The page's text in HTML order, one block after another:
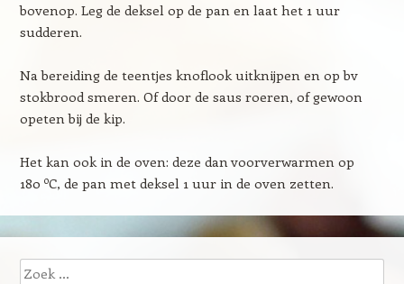
bovenop. Leg de deksel op de pan en laat het 1 uur
sudderen.
Na bereiding de teentjes knoflook uitknijpen en op bv
stokbrood smeren. Of door de saus roeren, of gewoon
opeten bij de kip.
Het kan ook in de oven: deze dan voorverwarmen op
180 oC, de pan met deksel 1 uur in de oven zetten.
Zoeken